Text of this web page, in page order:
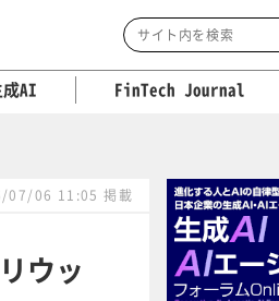
AI FinTech Journal
07/06 11:05 掲載
ウッ